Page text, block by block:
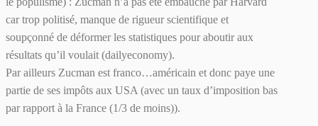
car trop politisé, manque de rigueur scientifique et
soupçonné de déformer les statistiques pour aboutir aux
résultats qu’il voulait (dailyeconomy).
Par ailleurs Zucman est franco…américain et donc paye une
partie de ses impôts aux USA (avec un taux d’imposition bas
par rapport à la France (1/3 de moins)).